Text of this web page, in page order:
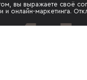
вы выражаете своё
и онлайн-маркетинга.